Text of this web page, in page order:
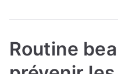
Routine